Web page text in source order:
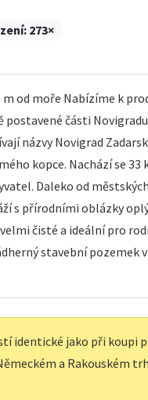
273×
m od moře Nabízíme k
postavené části
názvy Novigrad
kopce. Nachází se
Daleko od
s přírodními oblázky
čisté a ideální pro
stavební
identické jako při
a Rakouském